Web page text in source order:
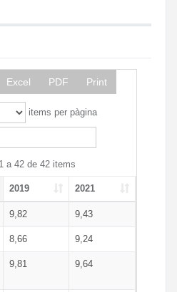
Excel PDF Print
items per pàgina
a 42 de 42 items
2019 2021
9,82 9,43
8,66 9,24
9,81 9,64